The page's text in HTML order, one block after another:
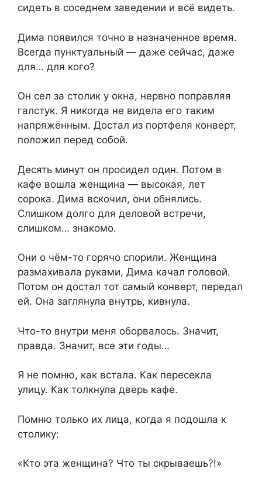
сидеть в соседнем заведении и всё видеть.
Дима появился точно в назначенное время.
Всегда пунктуальный — даже сейчас, даже
для… для кого?
Он сел за столик у окна, нервно поправляя
галстук. Я никогда не видела его таким
напряжённым. Достал из портфеля конверт,
положил перед собой.
Десять минут он просидел один. Потом в
кафе вошла женщина — высокая, лет
сорока. Дима вскочил, они обнялись.
Слишком долго для деловой встречи,
слишком… знакомо.
Они о чём-то горячо спорили. Женщина
размахивала руками, Дима качал головой.
Потом он достал тот самый конверт, передал
ей. Она заглянула внутрь, кивнула.
Что-то внутри меня оборвалось. Значит,
правда. Значит, все эти годы…
Я не помню, как встала. Как пересекла
улицу. Как толкнула дверь кафе.
Помню только их лица, когда я подошла к
столику:
«Кто эта женщина? Что ты скрываешь?!»